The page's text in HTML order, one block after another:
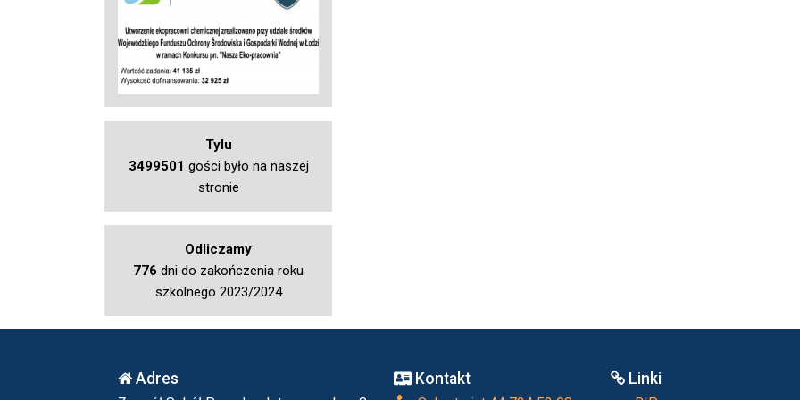
Tylu
3499501 gości było na naszej
stronie
Odliczamy
776 dni do zakończenia roku
szkolnego 2023/2024
Adres Kontakt Linki